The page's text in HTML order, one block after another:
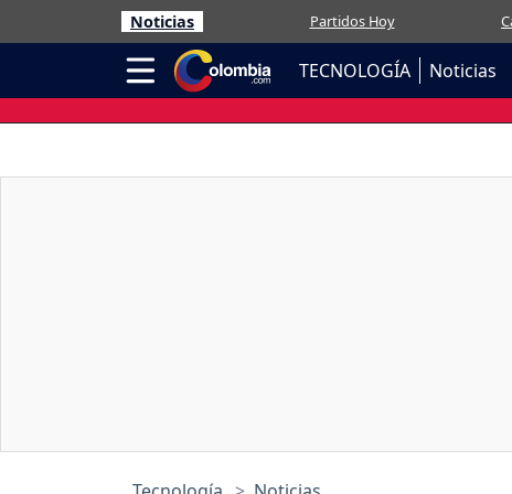
Noticias Partidos Hoy
TECNOLOGÍA Noticias